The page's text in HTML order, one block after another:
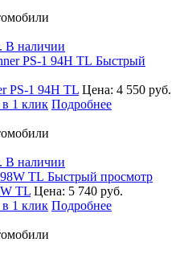
В наличии
Быстрый
PS-1 94H TL Цена: 4 550 руб.
1 клик Подробнее
В наличии
Быстрый просмотр
TL Цена: 5 740 руб.
1 клик Подробнее